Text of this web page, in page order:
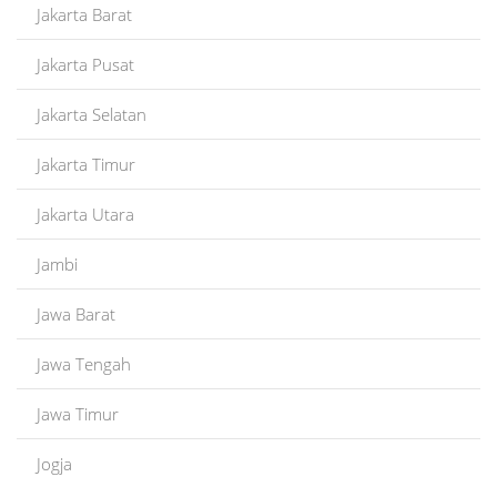
Jakarta Barat
Jakarta Pusat
Jakarta Selatan
Jakarta Timur
Jakarta Utara
Jambi
Jawa Barat
Jawa Tengah
Jawa Timur
Jogja